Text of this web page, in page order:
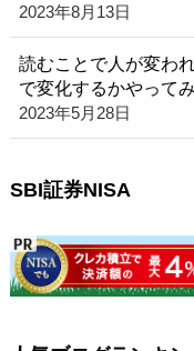
2023年8月13日
読むことで人が変わ
で変化するかやって
2023年5月28日
SBI証券NISA